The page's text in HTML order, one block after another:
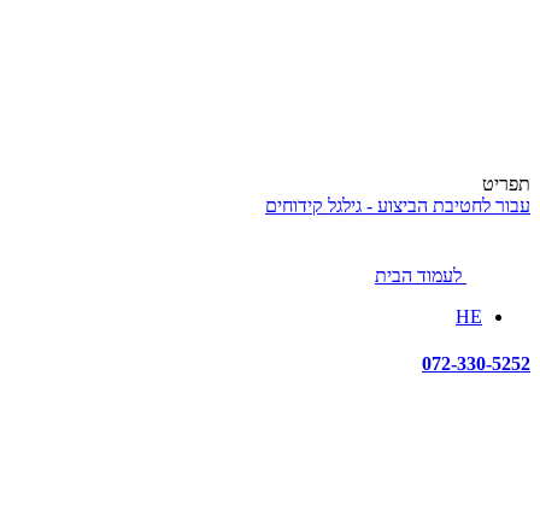
תפריט
עבור לחטיבת הביצוע - גילגל קידוחים
לעמוד הבית
HE
072-330-5252